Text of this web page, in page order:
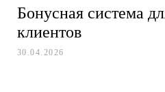
Бонусная система
клиентов
30.04.2026